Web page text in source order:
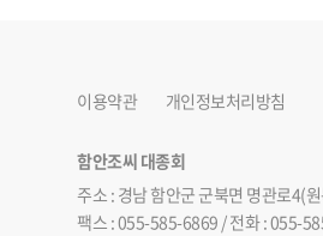
이용약관 개인정보처리방침
함안조씨 대종회
주소 : 경남 함안군 군북면 명관로4(
팩스 : 055-585-6869 / 전화 : 055-